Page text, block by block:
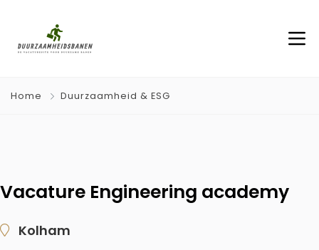
Home Duurzaamheid & ESG
Vacature Engineering academy
Kolham